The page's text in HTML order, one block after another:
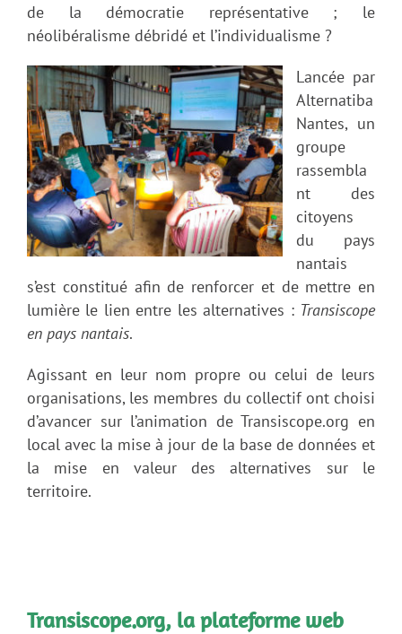
de la démocratie représentative ; le
néolibéralisme débridé et l’individualisme ?
Lancée par
Alternatiba
Nantes, un
groupe
rassembla
nt des
citoyens
du pays
nantais
s’est constitué afin de renforcer et de mettre en
lumière le lien entre les alternatives : Transiscope
en pays nantais.
Agissant en leur nom propre ou celui de leurs
organisations, les membres du collectif ont choisi
d’avancer sur l’animation de Transiscope.org en
local avec la mise à jour de la base de données et
la mise en valeur des alternatives sur le
territoire.
Transiscope.org, la plateforme web